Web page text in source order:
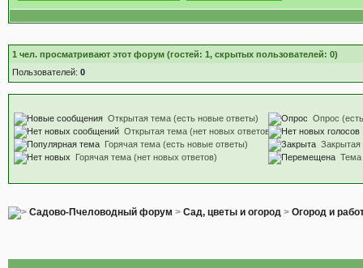
1 чел. просматривают этот форум (гостей: 1, скрытых пользователей: 0)
Пользователей: 0
Открытая тема (есть новые ответы)
Открытая тема (нет новых ответов)
Горячая тема (есть новые ответы)
Горячая тема (нет новых ответов)
Опрос
Закрытая
Тема
Садово-Пчеловодный форум > Сад, цветы и огород> Огород и